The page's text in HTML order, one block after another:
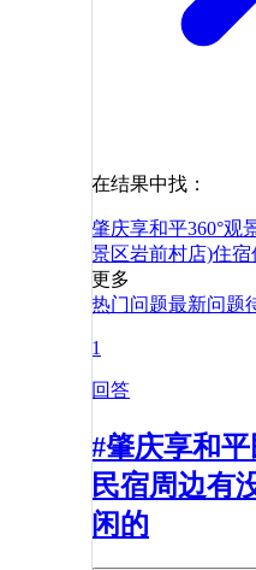
在结果中找：
肇庆享和平360°观
景区岩前村店)住宿
更多
热门问题最新问题
1
回答
#肇庆享和
民宿周边有
闲的